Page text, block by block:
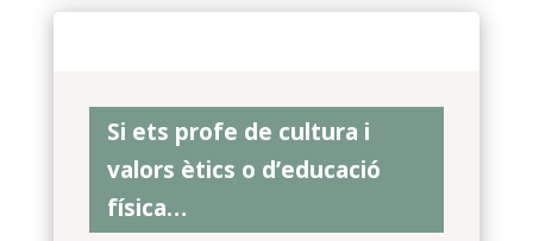
Si ets profe de cultura i
valors ètics o d’educació
física…